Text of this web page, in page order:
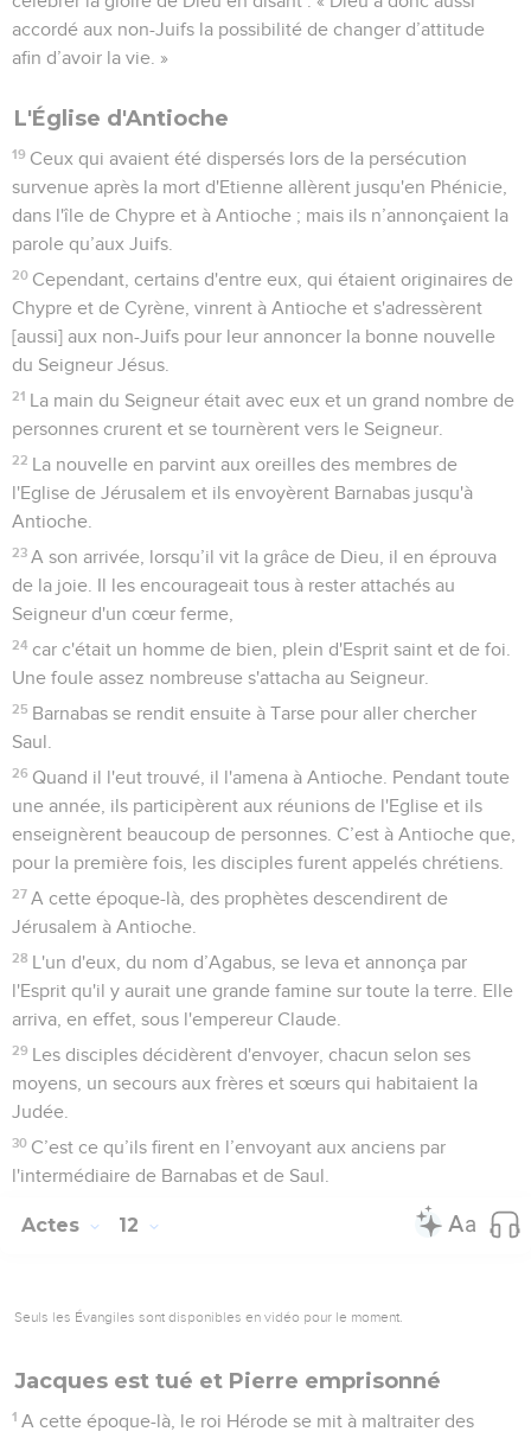
accordé aux non-Juifs la possibilité de changer d’attitude
afin d’avoir la vie. »
L'Église d'Antioche
19 Ceux qui avaient été dispersés lors de la persécution
survenue après la mort d'Etienne allèrent jusqu'en Phénicie,
dans l'île de Chypre et à Antioche ; mais ils n’annonçaient la
parole qu’aux Juifs.
20 Cependant, certains d'entre eux, qui étaient originaires de
Chypre et de Cyrène, vinrent à Antioche et s'adressèrent
[aussi] aux non-Juifs pour leur annoncer la bonne nouvelle
du Seigneur Jésus.
21 La main du Seigneur était avec eux et un grand nombre de
personnes crurent et se tournèrent vers le Seigneur.
22 La nouvelle en parvint aux oreilles des membres de
l'Eglise de Jérusalem et ils envoyèrent Barnabas jusqu'à
Antioche.
23 A son arrivée, lorsqu’il vit la grâce de Dieu, il en éprouva
de la joie. Il les encourageait tous à rester attachés au
Seigneur d'un cœur ferme,
24 car c'était un homme de bien, plein d'Esprit saint et de foi.
Une foule assez nombreuse s'attacha au Seigneur.
25 Barnabas se rendit ensuite à Tarse pour aller chercher
Saul.
26 Quand il l'eut trouvé, il l'amena à Antioche. Pendant toute
une année, ils participèrent aux réunions de l'Eglise et ils
enseignèrent beaucoup de personnes. C’est à Antioche que,
pour la première fois, les disciples furent appelés chrétiens.
27 A cette époque-là, des prophètes descendirent de
Jérusalem à Antioche.
28 L'un d'eux, du nom d’Agabus, se leva et annonça par
l'Esprit qu'il y aurait une grande famine sur toute la terre. Elle
arriva, en effet, sous l'empereur Claude.
29 Les disciples décidèrent d'envoyer, chacun selon ses
moyens, un secours aux frères et sœurs qui habitaient la
Judée.
30 C’est ce qu’ils firent en l’envoyant aux anciens par
l'intermédiaire de Barnabas et de Saul.
Actes 12
Seuls les Évangiles sont disponibles en vidéo pour le moment.
Jacques est tué et Pierre emprisonné
1 A cette époque-là, le roi Hérode se mit à maltraiter des